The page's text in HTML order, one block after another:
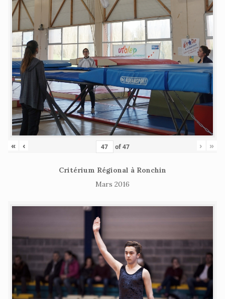
« ‹ of47 › »
Critérium Régional à Ronchin
Mars 2016